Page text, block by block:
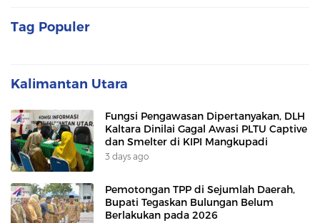
Tag Populer
Kalimantan Utara
Fungsi Pengawasan Dipertanyakan, DLH
Kaltara Dinilai Gagal Awasi PLTU Captive
dan Smelter di KIPI Mangkupadi
3 days ago
Pemotongan TPP di Sejumlah Daerah,
Bupati Tegaskan Bulungan Belum
Berlakukan pada 2026